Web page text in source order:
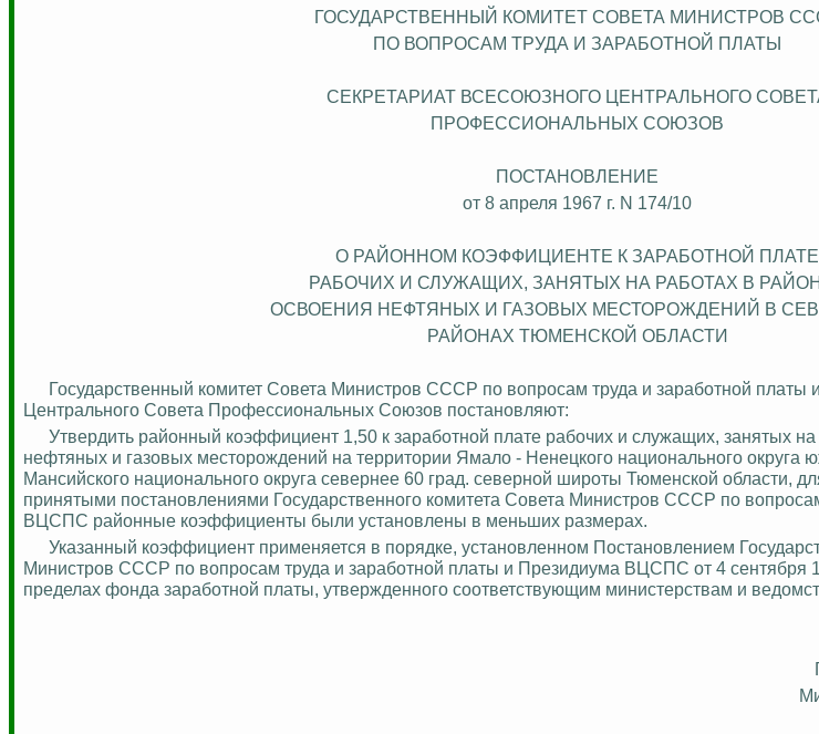
ГОСУДАРСТВЕННЫЙ КОМИТЕТ СОВЕТА МИНИСТРОВ
ПО ВОПРОСАМ ТРУДА И ЗАРАБОТНОЙ ПЛАТЫ
СЕКРЕТАРИАТ ВСЕСОЮЗНОГО ЦЕНТРАЛЬНОГО
ПРОФЕССИОНАЛЬНЫХ СОЮЗОВ
ПОСТАНОВЛЕНИЕ
от 8 апреля 1967 г. N 174/10
О РАЙОННОМ КОЭФФИЦИЕНТЕ К ЗАРАБОТНОЙ ПЛАТЕ
РАБОЧИХ И СЛУЖАЩИХ, ЗАНЯТЫХ НА РАБОТАХ В
ОСВОЕНИЯ НЕФТЯНЫХ И ГАЗОВЫХ МЕСТОРОЖДЕНИЙ В
РАЙОНАХ ТЮМЕНСКОЙ ОБЛАСТИ
Государственный комитет Совета Министров СССР по вопросам труда и заработной платы
Центрального Совета Профессиональных Союзов постановляют:
Утвердить районный коэффициент 1,50 к заработной плате рабочих и служащих, занятых
нефтяных и газовых месторождений на территории Ямало - Ненецкого национального округа
Мансийского национального округа севернее 60 град. северной широты Тюменской области,
принятыми постановлениями Государственного комитета Совета Министров СССР по
ВЦСПС районные коэффициенты были установлены в меньших размерах.
Указанный коэффициент применяется в порядке, установленном Постановлением
Министров СССР по вопросам труда и заработной платы и Президиума ВЦСПС от 4 сентября
пределах фонда заработной платы, утвержденного соответствующим министерствам и